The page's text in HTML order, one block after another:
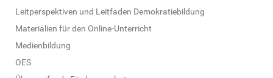
Leitperspektiven und Leitfaden Demokratiebildung
Materialien für den Online-Unterricht
Medienbildung
OES